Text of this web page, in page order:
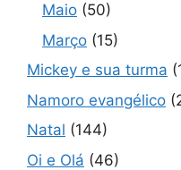
Maio (50)
Março (15)
Mickey e sua turma
Namoro evangélico
Natal (144)
Oi e Olá (46)